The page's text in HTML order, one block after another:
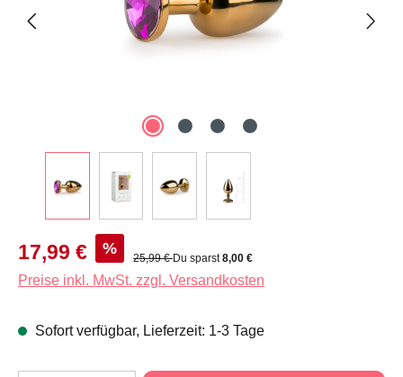
Verkaufspreis:
17,99 € % Regulärer Preis:
25,99 €Du sparst8,00 €
Preise inkl. MwSt. zzgl. Versandkosten
Sofort verfügbar, Lieferzeit: 1-3 Tage